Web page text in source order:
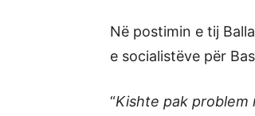
Në postimin e tij
e socialistëve për
“Kishte pak